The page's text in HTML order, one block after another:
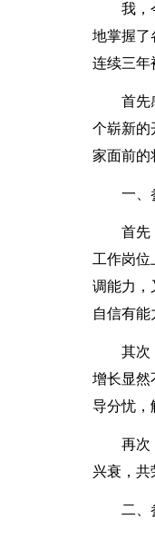
我，
地掌握了
连续三年
首先
个崭新的
家面前的
一、
首先
工作岗位
调能力，
自信有能
其次
增长显然
导分忧，
再次
兴衰，共
二、